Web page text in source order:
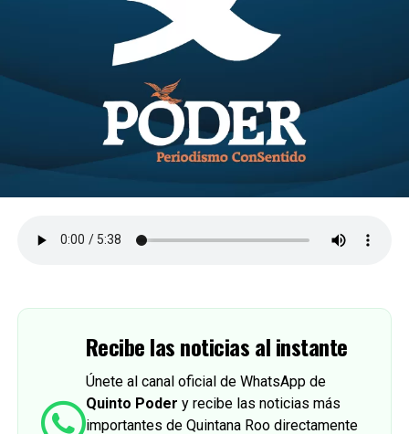
Recibe las noticias al instante
Únete al canal oficial de WhatsApp de
Quinto Poder y recibe las noticias más
importantes de Quintana Roo directamente